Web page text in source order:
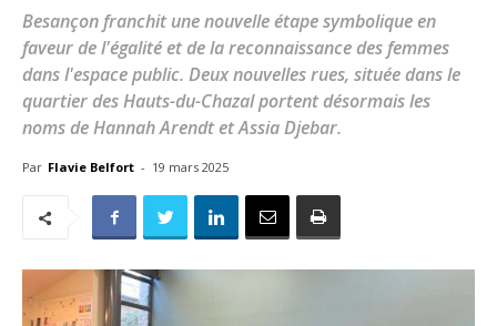
Besançon franchit une nouvelle étape symbolique en
faveur de l'égalité et de la reconnaissance des femmes
dans l'espace public. Deux nouvelles rues, située dans le
quartier des Hauts-du-Chazal portent désormais les
noms de Hannah Arendt et Assia Djebar.
Par Flavie Belfort - 19 mars 2025